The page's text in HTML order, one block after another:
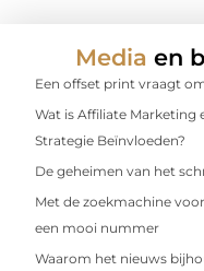
Media en
Een offset print vraagt
Wat is Affiliate Marketing
Strategie Beïnvloeden?
De geheimen van het
Met de zoekmachine
een mooi nummer
Waarom het nieuws